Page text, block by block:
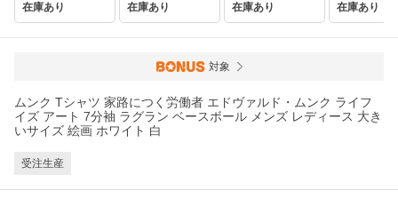
在庫あり
在庫あり
在庫あり
在庫あり
対象
ムンク Tシャツ 家路につく労働者 エドヴァルド・ムンク ライフ
イズ アート 7分袖 ラグラン ベースボール メンズ レディース 大き
いサイズ 絵画 ホワイト 白
受注生産